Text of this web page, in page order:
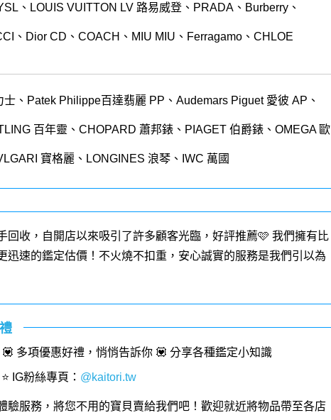
、LOUIS VUITTON LV 路易威登、PRADA、Burberry、
、Dior CD、COACH、MIU MIU、Ferragamo、CHLOE
士、 Patek Philippe百達翡麗 PP 、 Audemars Piguet 愛彼 AP 、
百年靈、 CHOPARD 蕭邦錶、 PIAGET 伯爵錶、 OMEGA 歐
寶格麗、 LONGINES 浪琴、 IWC 萬國
回收，自開店以來吸引了許多顧客光臨，好評推薦🩷 我們擁有比
迅速的鑑定估價！不火燒不扣重，安心誠實的服務是我們引以為
多項優惠好禮，悄悄告訴你 💟 分享各種鑑定小知識
⭐️ IG粉絲專頁 ： @kaitori.tw
驗服務，將您不用的寶貝賣給我們吧！歡迎就近將物品帶至各店